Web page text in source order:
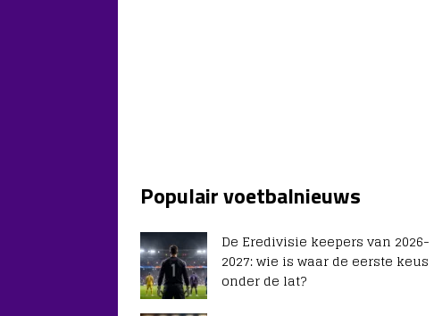
Populair voetbalnieuws
De Eredivisie keepers van 2026-
2027: wie is waar de eerste keus
onder de lat?